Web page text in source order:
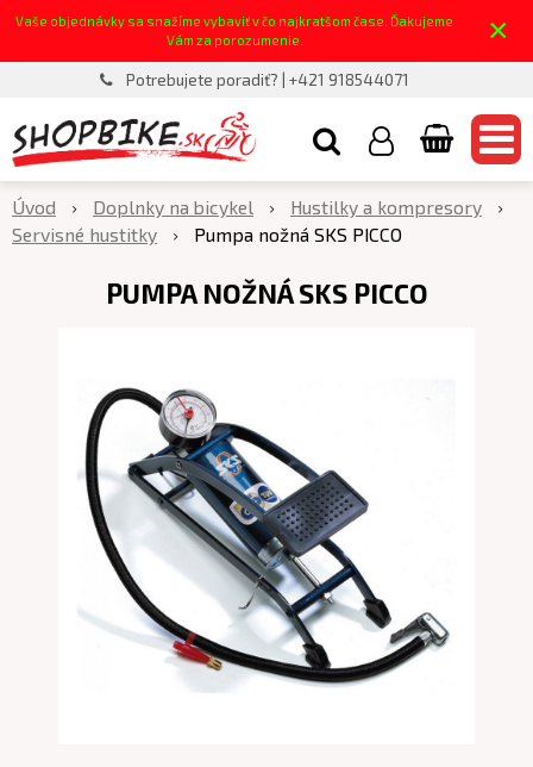
Vaše objednávky sa snažíme vybaviť v čo najkratšom čase. Ďakujeme
Vám za porozumenie.
×
Potrebujete poradiť? | +421 918544071
Úvod Doplnky na bicykel
Hustilky a kompresory
Servisné hustitky
Pumpa nožná SKS PICCO
PUMPA NOŽNÁ SKS PICCO